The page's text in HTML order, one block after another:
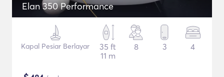
Elan 350 Performance
Kapal Pesiar Berlayar
35 ft
11 m
8 3 4